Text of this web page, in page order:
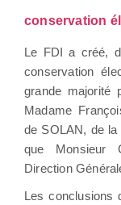
conservation
Le FDI a créé,
conservation
grande majorité
Madame
de SOLAN, de
que Monsieur
Direction
Les conclusions